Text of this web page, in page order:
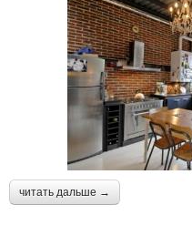
читать дальше →